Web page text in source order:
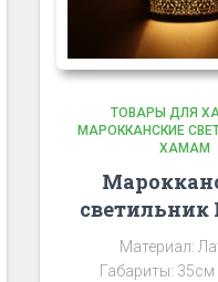
ТОВАРЫ ДЛЯ
МАРОККАНСКИЕ
ХАМАМ
светильник
Материал:
Габариты: 35см